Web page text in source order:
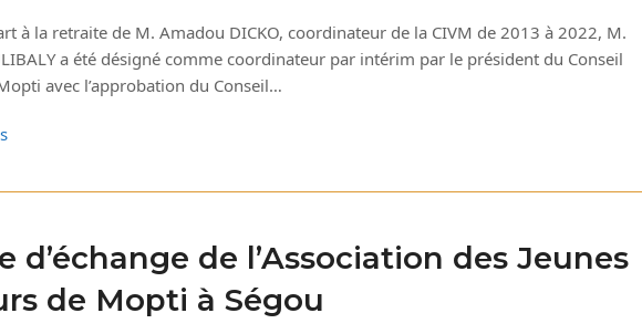
à la retraite de M. Amadou DICKO, coordinateur de la CIVM de 2013 à 2022, M.
a été désigné comme coordinateur par intérim par le président du Conseil
avec l’approbation du Conseil…
d’échange de l’Association des Jeunes
de Mopti à Ségou